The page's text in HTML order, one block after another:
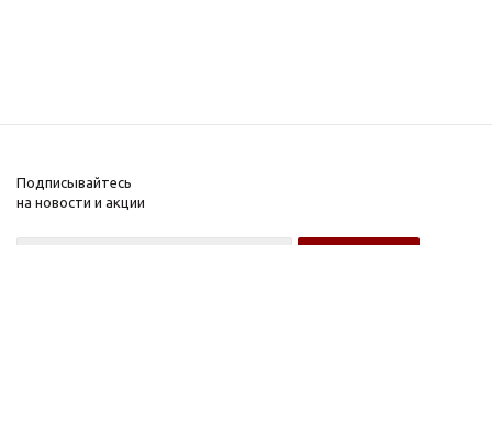
Подписывайтесь
на новости и акции